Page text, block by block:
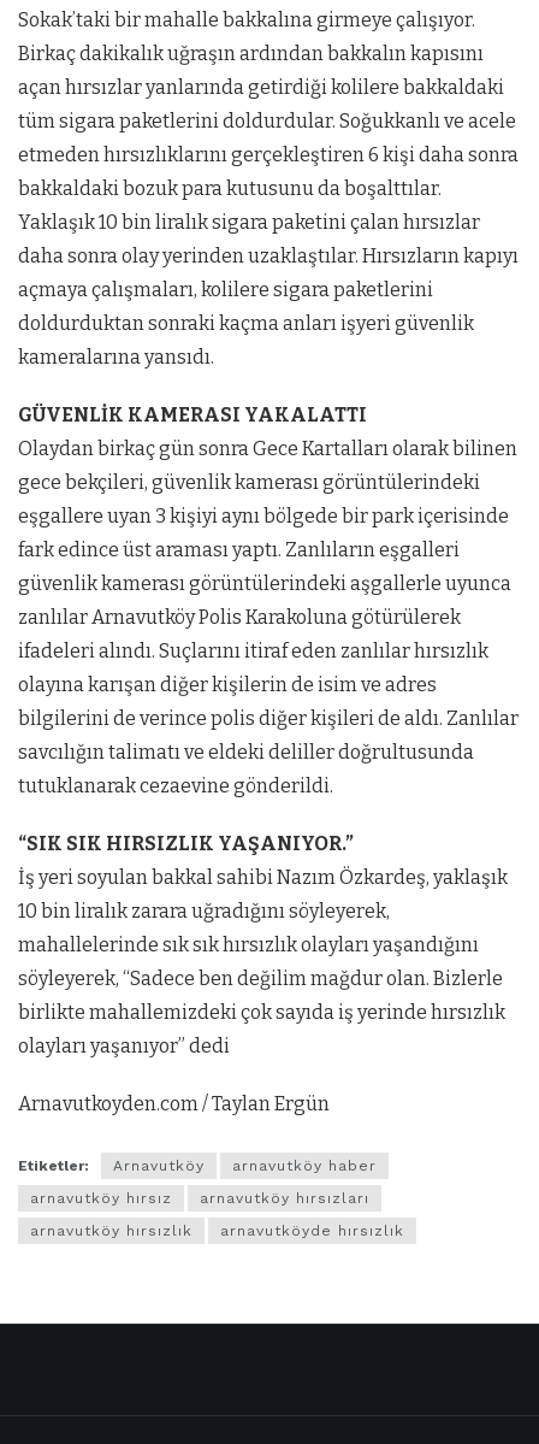
Sokak’taki bir mahalle bakkalına girmeye çalışıyor.
Birkaç dakikalık uğraşın ardından bakkalın kapısını
açan hırsızlar yanlarında getirdiği kolilere bakkaldaki
tüm sigara paketlerini doldurdular. Soğukkanlı ve acele
etmeden hırsızlıklarını gerçekleştiren 6 kişi daha sonra
bakkaldaki bozuk para kutusunu da boşalttılar.
Yaklaşık 10 bin liralık sigara paketini çalan hırsızlar
daha sonra olay yerinden uzaklaştılar. Hırsızların kapıyı
açmaya çalışmaları, kolilere sigara paketlerini
doldurduktan sonraki kaçma anları işyeri güvenlik
kameralarına yansıdı.
GÜVENLİK KAMERASI YAKALATTI
Olaydan birkaç gün sonra Gece Kartalları olarak bilinen
gece bekçileri, güvenlik kamerası görüntülerindeki
eşgallere uyan 3 kişiyi aynı bölgede bir park içerisinde
fark edince üst araması yaptı. Zanlıların eşgalleri
güvenlik kamerası görüntülerindeki aşgallerle uyunca
zanlılar Arnavutköy Polis Karakoluna götürülerek
ifadeleri alındı. Suçlarını itiraf eden zanlılar hırsızlık
olayına karışan diğer kişilerin de isim ve adres
bilgilerini de verince polis diğer kişileri de aldı. Zanlılar
savcılığın talimatı ve eldeki deliller doğrultusunda
tutuklanarak cezaevine gönderildi.
“SIK SIK HIRSIZLIK YAŞANIYOR.”
İş yeri soyulan bakkal sahibi Nazım Özkardeş, yaklaşık
10 bin liralık zarara uğradığını söyleyerek,
mahallelerinde sık sık hırsızlık olayları yaşandığını
söyleyerek, “Sadece ben değilim mağdur olan. Bizlerle
birlikte mahallemizdeki çok sayıda iş yerinde hırsızlık
olayları yaşanıyor” dedi
Arnavutkoyden.com / Taylan Ergün
Etiketler: Arnavutköy
arnavutköy haber
arnavutköy hırsız
arnavutköy hırsızları
arnavutköy hırsızlık
arnavutköyde hırsızlık